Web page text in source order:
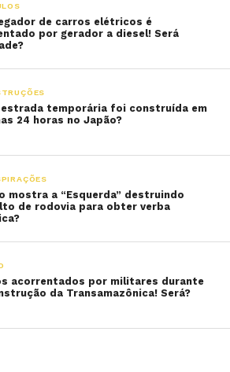
de carros elétricos é
por gerador a diesel! Será
estrada temporária foi construída em
24 horas no Japão?
mostra a “Esquerda” destruindo
de rodovia para obter verba
acorrentados por militares durante
da Transamazônica! Será?